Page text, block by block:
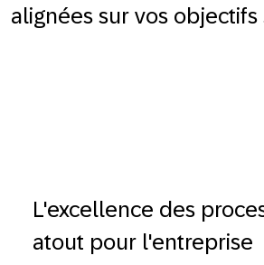
alignées sur vos objectifs
L'excellence des
atout pour l'entreprise